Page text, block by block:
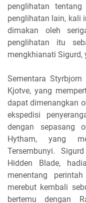
penglihatan
penglihatan lain, kali
dimakan oleh
penglihatan itu
mengkhianati Sigurd,
Sementara
Kjotve, yang
dapat dimenangkan
ekspedisi
dengan sepasang
Hytham, yang
Tersembunyi.
Hidden Blade,
menentang
merebut kembali
bertemu dengan